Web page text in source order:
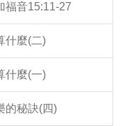
福音15:11-27
什麼(二)
什麼(一)
的秘訣(四)